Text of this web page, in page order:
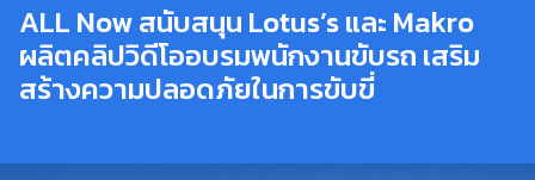
ALL Now สนับสนุน Lotus’s และ Makro
ผลิตคลิปวิดีโออบรมพนักงานขับรถ เสริม
สร้างความปลอดภัยในการขับขี่